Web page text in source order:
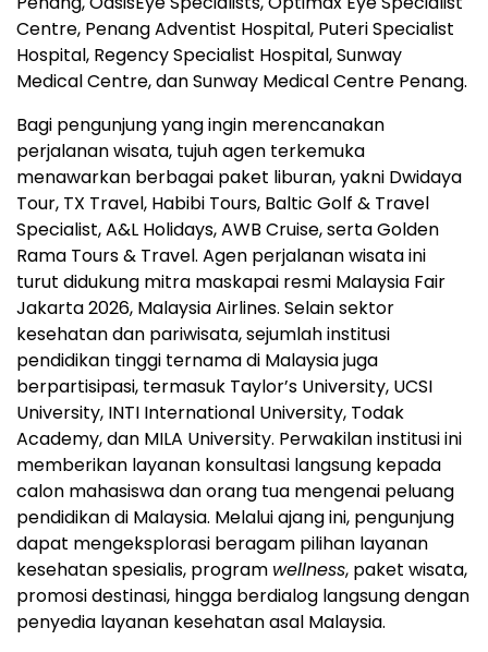
Centre, Penang Adventist Hospital, Puteri Specialist
Hospital, Regency Specialist Hospital, Sunway
Medical Centre, dan Sunway Medical Centre Penang.
Bagi pengunjung yang ingin merencanakan
perjalanan wisata, tujuh agen terkemuka
menawarkan berbagai paket liburan, yakni Dwidaya
Tour, TX Travel, Habibi Tours, Baltic Golf & Travel
Specialist, A&L Holidays, AWB Cruise, serta Golden
Rama Tours & Travel. Agen perjalanan wisata ini
turut didukung mitra maskapai resmi Malaysia Fair
Jakarta 2026, Malaysia Airlines. Selain sektor
kesehatan dan pariwisata, sejumlah institusi
pendidikan tinggi ternama di Malaysia juga
berpartisipasi, termasuk Taylor’s University, UCSI
University, INTI International University, Todak
Academy, dan MILA University. Perwakilan institusi ini
memberikan layanan konsultasi langsung kepada
calon mahasiswa dan orang tua mengenai peluang
pendidikan di Malaysia. Melalui ajang ini, pengunjung
dapat mengeksplorasi beragam pilihan layanan
kesehatan spesialis, program wellness, paket wisata,
promosi destinasi, hingga berdialog langsung dengan
penyedia layanan kesehatan asal Malaysia.